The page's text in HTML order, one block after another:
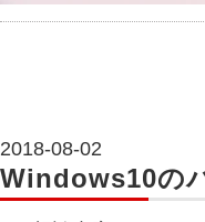
2018-08-02
Windows10の